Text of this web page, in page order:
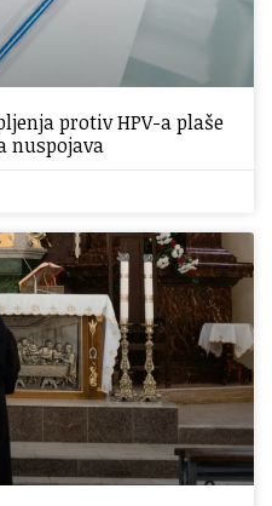
protiv HPV-a plaše
nuspojava